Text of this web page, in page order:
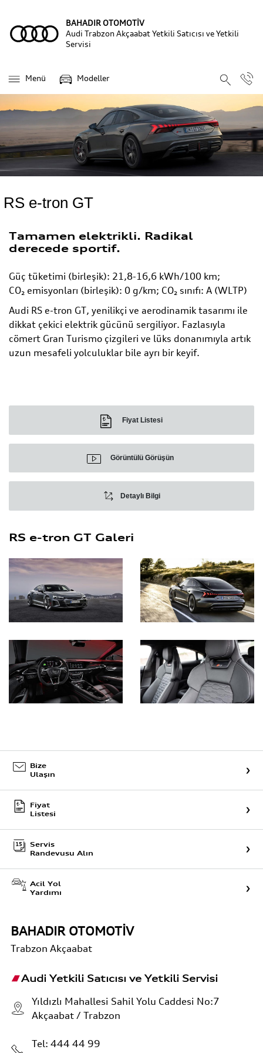
BAHADIR OTOMOTİV
Audi Trabzon Akçaabat Yetkili Satıcısı ve Yetkili
Servisi
Menü Modeller
RS e-tron GT
Tamamen elektrikli. Radikal
derecede sportif.
Güç tüketimi (birleşik): 21,8-16,6 kWh/100 km;
CO₂ emisyonları (birleşik): 0 g/km; CO₂ sınıfı: A (WLTP)
Audi RS e-tron GT, yenilikçi ve aerodinamik tasarımı ile
dikkat çekici elektrik gücünü sergiliyor. Fazlasıyla
cömert Gran Turismo çizgileri ve lüks donanımıyla artık
uzun mesafeli yolculuklar bile ayrı bir keyif.
Fiyat Listesi
Görüntülü Görüşün
Detaylı Bilgi
RS e-tron GT Galeri
Bize
Ulaşın
Fiyat
Listesi
Servis
Randevusu Alın
Acil Yol
Yardımı
BAHADIR OTOMOTİV
Trabzon Akçaabat
Audi Yetkili Satıcısı ve Yetkili Servisi
Yıldızlı Mahallesi Sahil Yolu Caddesi No:7
Akçaabat / Trabzon
Tel: 444 44 99